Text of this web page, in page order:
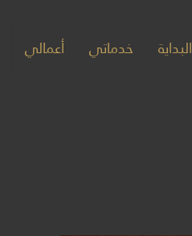
البداية خدماتي أعمالي